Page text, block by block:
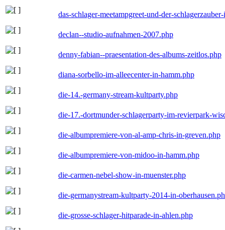
das-schlager-meetampgreet-und-der-
declan--studio-aufnahmen-2007.php
denny-fabian--praesentation-des-albums-zeitlos.php
diana-sorbello-im-alleecenter-in-hamm.php
die-14.-germany-stream-kultparty.php
die-17.-dortmunder-schlagerparty-im-revierpark-
die-albumpremiere-von-al-amp-chris-in-greven.php
die-albumpremiere-von-midoo-in-hamm.php
die-carmen-nebel-show-in-muenster.php
die-germanystream-kultparty-2014-in-
die-grosse-schlager-hitparade-in-ahlen.php